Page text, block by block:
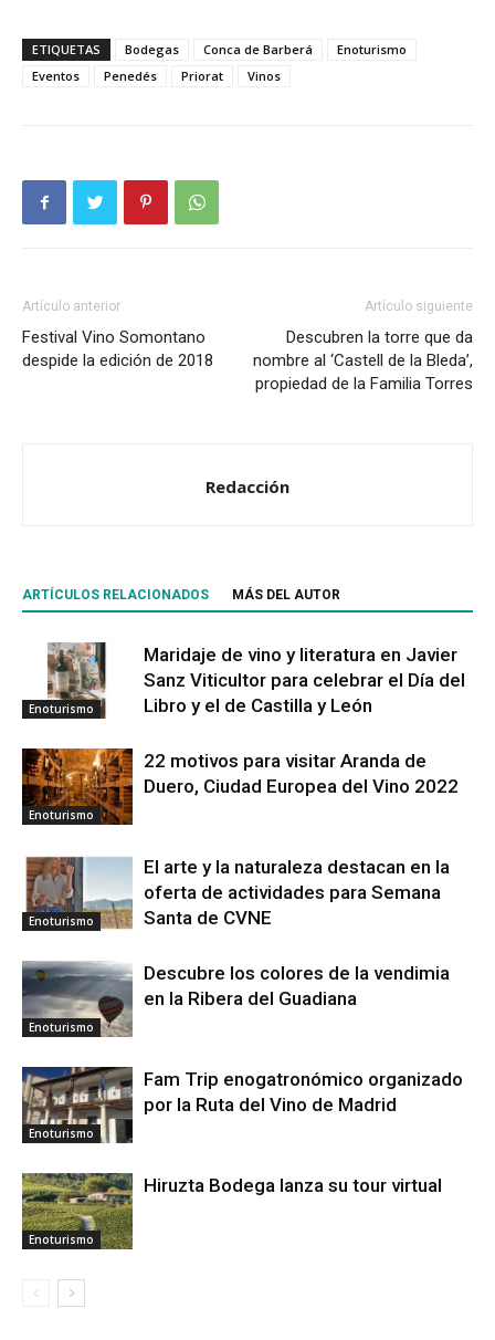
ETIQUETAS Bodegas Conca de Barberá
Enoturismo
Eventos
Penedés Priorat Vinos
Artículo anterior
Festival Vino Somontano
despide la edición de 2018
Artículo siguiente
Descubren la torre que da
nombre al ‘Castell de la Bleda’,
propiedad de la Familia Torres
Redacción
ARTÍCULOS RELACIONADOS MÁS DEL AUTOR
Enoturismo
Maridaje de vino y literatura en Javier
Sanz Viticultor para celebrar el Día del
Libro y el de Castilla y León
Enoturismo
22 motivos para visitar Aranda de
Duero, Ciudad Europea del Vino 2022
Enoturismo
El arte y la naturaleza destacan en la
oferta de actividades para Semana
Santa de CVNE
Enoturismo
Descubre los colores de la vendimia
en la Ribera del Guadiana
Enoturismo
Fam Trip enogatronómico organizado
por la Ruta del Vino de Madrid
Enoturismo
Hiruzta Bodega lanza su tour virtual